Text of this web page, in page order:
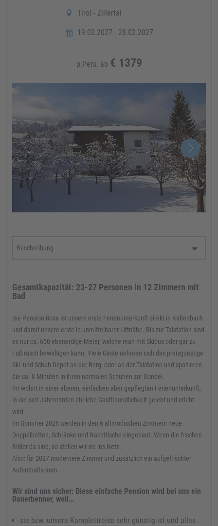
Tirol - Zillertal
19.02.2027 - 28.02.2027
p.Pers. ab € 1379
Gesamtkapazität: 23-27 Personen in 12 Zimmern mit
Bad
Die Pension Rosa ist unsere erste Ferienunterkunft direkt in Kaltenbach
und damit unsere erste in unmittelbarer Liftnähe. Bis zur Talstation sind
es nur ca. 650 ebenerdige Meter, welche man mit Skibus oder gar zu
Fuß rasch bewältigen kann. Viele Gäste nehmen sich das preisgünstige
Ski- und Schuh-Depot an der Berg- oder an der Talstation und spazieren
die ca. 8 Minuten in ihren normalen Schuhen zur Gondel.
Ihr wohnt in einer älteren, einfachen aber gepflegten Ferienunterkunft,
in der seit Jahrzehnten ehrliche Gastfreundlichkeit gelebt und erlebt
wird.
Im Sommer 2026 werden in den 6 altmodischen Zimmern neue
Doppelbetten, Schränke und Nachttische eingebaut. Wenn die frischen
Bilder da sind, so stellen wir sie ins Netz.
Also: für 2027 modernere Zimmer und zusätzlich ein aufgefrischter
Aufenthaltsraum.
Wir sind uns sicher: Diese einfache Pension wird bei uns ein
Dauerbenner, weil…
sie bzw. unsere Komplettreise sehr günstig ist und alles